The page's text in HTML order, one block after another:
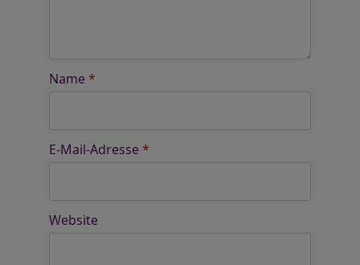
Name *
E-Mail-Adresse *
Website